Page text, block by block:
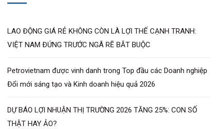
LAO ĐỘNG GIÁ RẺ KHÔNG CÒN LÀ LỢI THẾ CẠNH TRANH:
VIỆT NAM ĐỨNG TRƯỚC NGÃ RẼ BẮT BUỘC
Petrovietnam được vinh danh trong Top đầu các Doanh nghiệp
Đổi mới sáng tạo và Kinh doanh hiệu quả 2026
DỰ BÁO LỢI NHUẬN THỊ TRƯỜNG 2026 TĂNG 25%: CON SỐ
THẬT HAY ẢO?